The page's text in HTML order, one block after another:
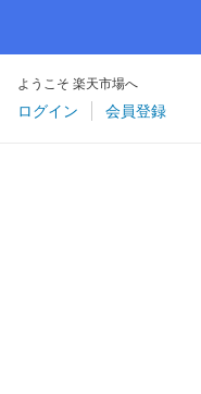
ようこそ 楽天市場へ
ログイン 会員登録